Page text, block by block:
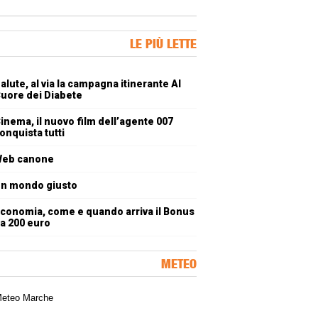
LE PIÙ LETTE
al via la campagna itinerante Al
dei Diabete
il nuovo film dell’agente 007
tutti
canone
mondo giusto
come e quando arriva il Bonus
200 euro
METEO
meteorologica delle Marche